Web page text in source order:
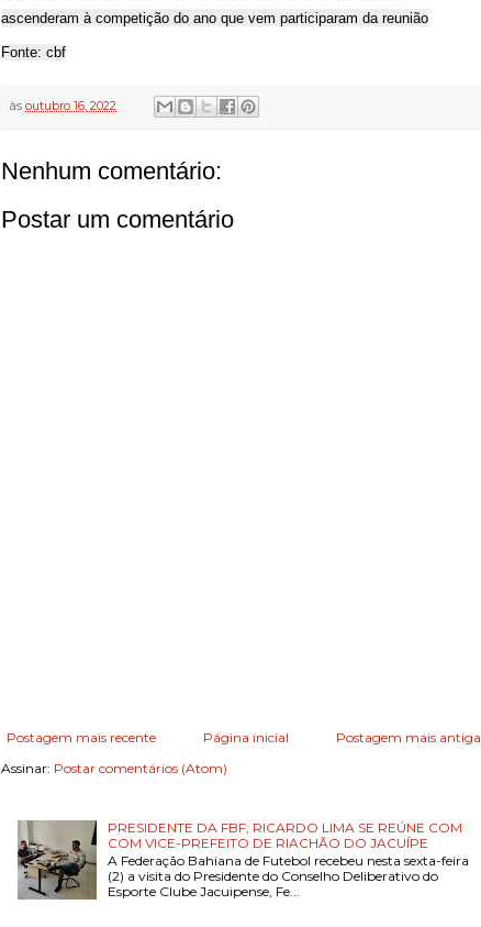
ascenderam à competição do ano que vem participaram da reunião
Fonte: cbf
às outubro 16, 2022
Nenhum comentário:
Postar um comentário
Postagem mais recente Postagem mais antiga
Página inicial
Assinar: Postar comentários (Atom)
PRESIDENTE DA FBF; RICARDO LIMA SE REÚNE COM
COM VICE-PREFEITO DE RIACHÃO DO JACUÍPE
A Federação Bahiana de Futebol recebeu nesta sexta-feira
(2) a visita do Presidente do Conselho Deliberativo do
Esporte Clube Jacuipense, Fe...